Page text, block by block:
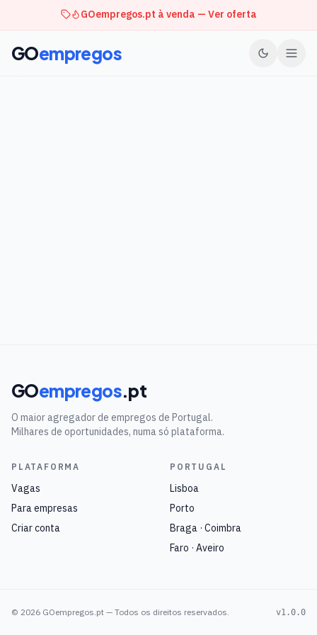
GOempregos.pt à venda — Ver oferta
GOempregos
GOempregos.pt
O maior agregador de empregos de Portugal.
Milhares de oportunidades, numa só plataforma.
PLATAFORMA
Vagas
Para empresas
Criar conta
PORTUGAL
Lisboa
Porto
Braga · Coimbra
Faro · Aveiro
© 2026 GOempregos.pt — Todos os direitos reservados. v1.0.0